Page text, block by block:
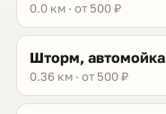
0.0 км · от 500 ₽
Шторм, автомойка
0.36 км · от 500 ₽